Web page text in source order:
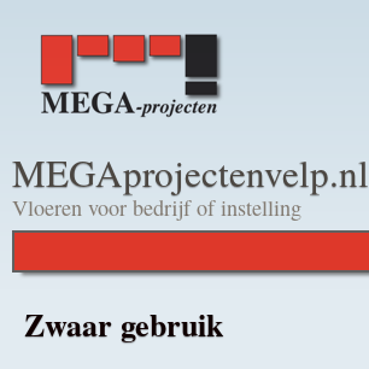
MEGAprojectenvelp.nl
Vloeren voor bedrijf of instelling
Zwaar gebruik